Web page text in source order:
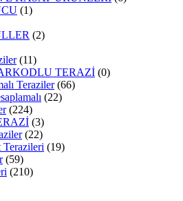
(1)
(2)
(11)
TERAZİ (0)
Teraziler (66)
(22)
(224)
(3)
(22)
Terazileri (19)
(59)
(210)